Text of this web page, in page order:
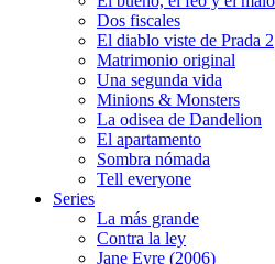
Dos fiscales
El diablo viste de Prada 2
Matrimonio original
Una segunda vida
Minions & Monsters
La odisea de Dandelion
El apartamento
Sombra nómada
Tell everyone
Series
La más grande
Contra la ley
Jane Eyre (2006)